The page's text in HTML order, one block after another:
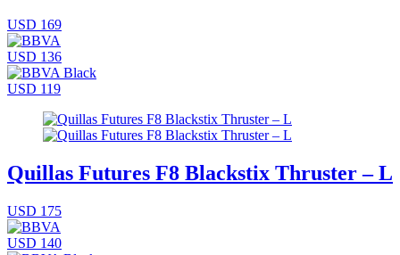
USD 169
USD 136
USD 119
Quillas Futures F8 Blackstix Thruster – L
USD 175
USD 140